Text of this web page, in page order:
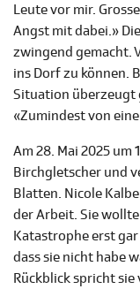
Leute vor mir.
Angst mit dabei.»
zwingend gemacht.
ins Dorf zu können.
Situation überzeugt
«Zumindest von
Am 28. Mai 2025 um
Birchgletscher und
Blatten. Nicole
der Arbeit. Sie
Katastrophe erst
dass sie nicht habe
Rückblick spricht sie